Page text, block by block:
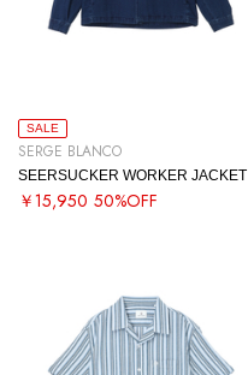
SALE
SERGE BLANCO
SEERSUCKER WORKER JACKET
￥15,950 50%OFF